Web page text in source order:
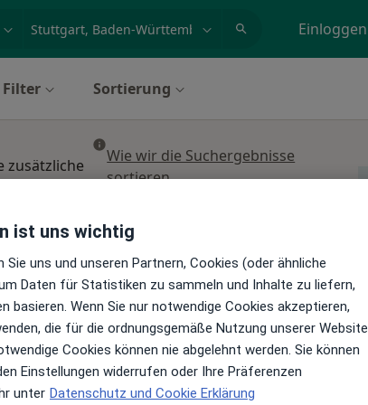
Einloggen
Filter Sortierung
zusätzliche
Wie wir die Suchergebnisse
sortieren
Heute Morgen
10 Aug 11 Aug
Online-Terminbuchung nicht verfügbar
Terminanfrage senden
ist uns wichtig
uns und unseren Partnern, Cookies (oder ähnliche
Daten für Statistiken zu sammeln und Inhalte zu liefern,
basieren. Wenn Sie nur notwendige Cookies akzeptieren,
die für die ordnungsgemäße Nutzung unserer Website
Cookies können nie abgelehnt werden. Sie können
Einstellungen widerrufen oder Ihre Präferenzen
unter Datenschutz und Cookie Erklärung